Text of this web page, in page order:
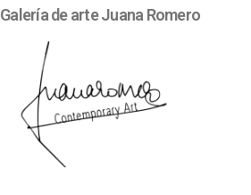
Galería de arte Juana Romero